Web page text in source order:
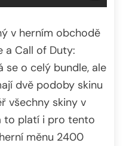
v herním obchodě
a Call of Duty:
se o celý bundle, ale
dvě podoby skinu
všechny skiny v
to platí i pro tento
měnu 2400